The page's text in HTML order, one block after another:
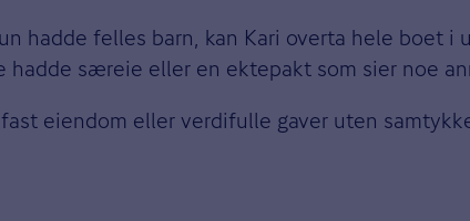
hadde felles barn, kan Kari overta hele boet
hadde særeie eller en ektepakt som sier noe
eiendom eller verdifulle gaver uten